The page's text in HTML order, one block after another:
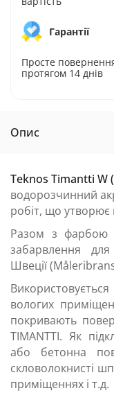
Гарантії
Просте
протягом 14 днів
Опис
Teknos Timantti W
водорозчинний
робіт, що утворює
Разом з фарбою
забарвлення
Швеції
вологих
покривають
ТIMANTTI. Як
або бетонна
скловолокнисті
приміщеннях і т.д.